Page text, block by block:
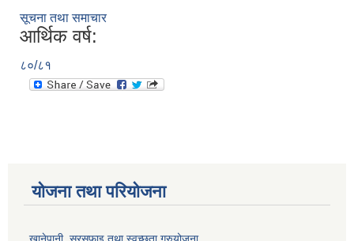
सूचना तथा समाचार
आर्थिक वर्ष:
८०/८१
योजना तथा परियोजना